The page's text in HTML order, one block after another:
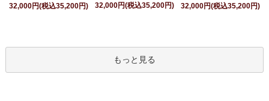
32,000円(税込35,200円)
32,000円(税込35,200円)
32,000円(税込35,200円)
もっと見る